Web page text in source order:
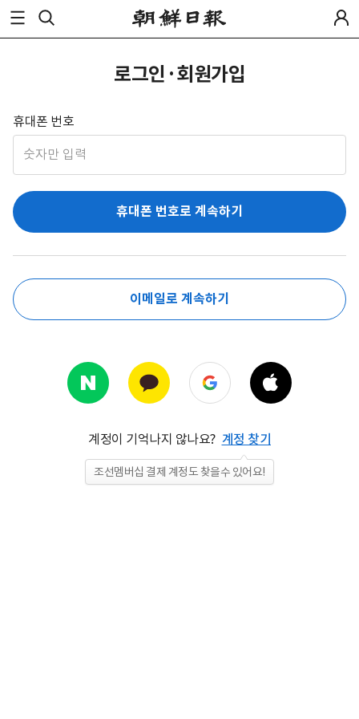
로그인·회원가입
휴대폰 번호
휴대폰 번호로 계속하기
이메일로 계속하기
계정이 기억나지 않나요? 계정 찾기
조선멤버십 결제 계정도 찾을수 있어요!